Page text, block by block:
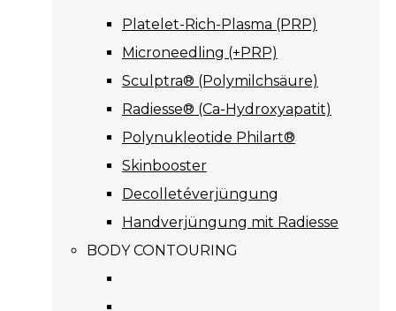
Platelet-Rich-Plasma (PRP)
Microneedling (+PRP)
Sculptra® (Polymilchsäure)
Radiesse® (Ca-Hydroxyapatit)
Polynukleotide Philart®
Skinbooster
Decolletéverjüngung
Handverjüngung mit Radiesse
BODY CONTOURING